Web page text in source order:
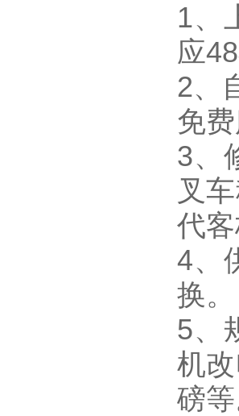
1、
应
2、
免
3、
叉
代
4、
换。
5、
机
磅